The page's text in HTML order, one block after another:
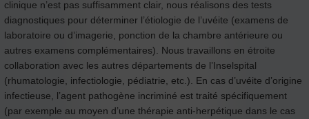
clinique n’est pas suffisamment clair, nous réalisons des tests
diagnostiques pour déterminer l’étiologie de l’uvéite (examens de
laboratoire ou d’imagerie, ponction de la chambre antérieure ou
autres examens complémentaires). Nous travaillons en étroite
collaboration avec les autres départements de l’Inselspital
(rhumatologie, infectiologie, pédiatrie, etc.). En cas d’uvéite d’origine
infectieuse, l’agent pathogène incriminé est traité spécifiquement
(par exemple au moyen d’une thérapie anti-herpétique dans le cas